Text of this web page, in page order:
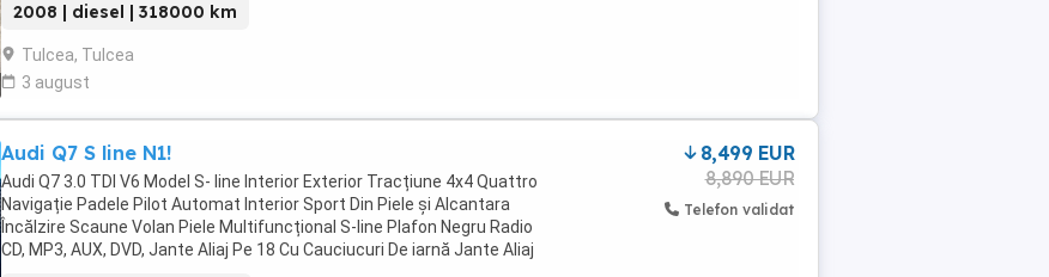
2008 | diesel | 318000 km
Tulcea, Tulcea
3 august
Audi Q7 S line N1!
Audi Q7 3.0 TDI V6 Model S- line Interior Exterior Tracțiune 4x4 Quattro
Navigație Padele Pilot Automat Interior Sport Din Piele și Alcantara
Încălzire Scaune Volan Piele Multifuncțional S-line Plafon Negru Radio
CD, MP3, AUX, DVD, Jante Aliaj Pe 18 Cu Cauciucuri De iarnă Jante Aliaj
8,499 EUR
8,890 EUR
Telefon validat